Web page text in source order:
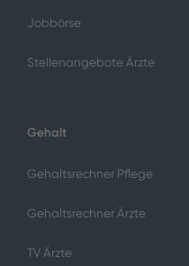
Jobbörse
Stellenangebote Ärzte
Gehalt
Gehaltsrechner Pflege
Gehaltsrechner Ärzte
TV Ärzte